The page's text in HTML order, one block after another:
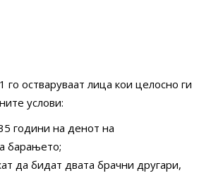
го остваруваат лица кои целосно ги
услови:
години на денот на
барањето;
да бидат двата брачни другари,